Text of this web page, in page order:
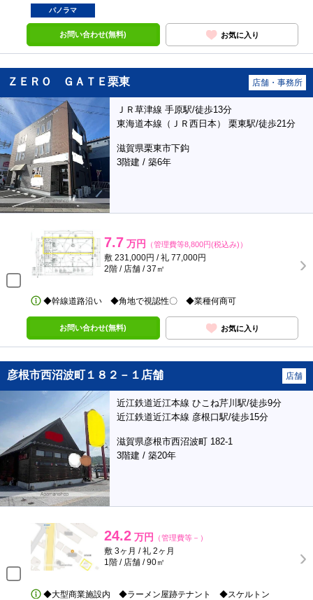
パノラマ
お問い合わせ(無料) お気に入り
ＺＥＲＯ ＧＡＴＥ栗東 店舗・事務所
ＪＲ草津線 手原駅/徒歩13分
東海道本線（ＪＲ西日本） 栗東駅/徒歩21分
滋賀県栗東市下鈎
3階建 / 築6年
7.7 万円 （管理費等8,800円(税込み)）
敷 231,000円 / 礼 77,000円
2階 / 店舗 / 37㎡
◆幹線道路沿い ◆角地で視認性〇 ◆業種何商可
お問い合わせ(無料) お気に入り
彦根市西沼波町１８２－１店舗 店舗
近江鉄道近江本線 ひこね芹川駅/徒歩9分
近江鉄道近江本線 彦根口駅/徒歩15分
滋賀県彦根市西沼波町 182-1
3階建 / 築20年
24.2 万円 （管理費等－）
敷 3ヶ月 / 礼 2ヶ月
1階 / 店舗 / 90㎡
◆大型商業施設内 ◆ラーメン屋跡テナント ◆スケルトン